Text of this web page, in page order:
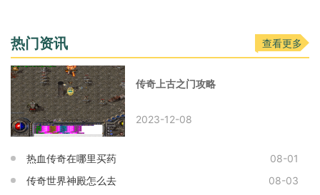
热门资讯 查看更多
传奇上古之门攻略
2023-12-08
热血传奇在哪里买药
08-01
传奇世界神殿怎么去
08-03